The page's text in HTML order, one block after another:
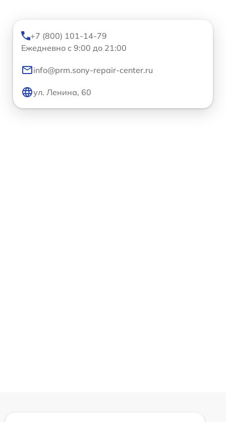
+7 (800) 101-14-79
Ежедневно с 9:00 до 21:00
info@prm.sony-repair-center.ru
ул. Ленина, 60